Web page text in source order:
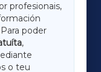
profesionais,
poder
,
o teu